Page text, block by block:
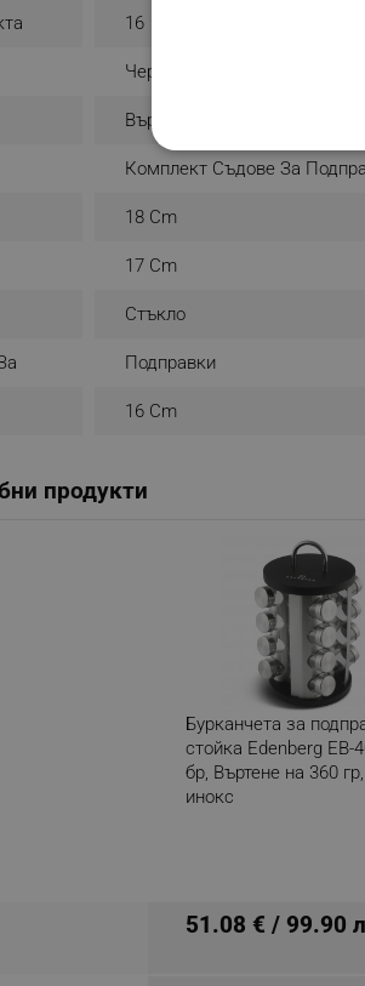
16
Черен
Въртяща Поставка
Комплект Съдове За
18 Cm
17 Cm
Стъкло
Подправки
16 Cm
продукти
Бурканчета за
стойка Edenberg EB-
бр, Въртене на 360
инокс
51.08 € / 99.90
СТРОГО
Строго необходимите
_nzm_idnl_92166-7699
_nzm_noid_92166-7699
_nzm_id_92166-7699
_sgf_user_id
_sgf_session_id
_sgf_test_mode